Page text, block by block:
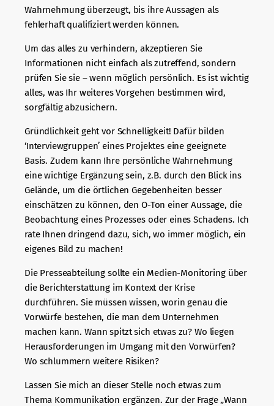
Wahrnehmung überzeugt, bis ihre Aussagen als
fehlerhaft qualifiziert werden können.
Um das alles zu verhindern, akzeptieren Sie
Informationen nicht einfach als zutreffend, sondern
prüfen Sie sie – wenn möglich persönlich. Es ist wichtig
alles, was Ihr weiteres Vorgehen bestimmen wird,
sorgfältig abzusichern.
Gründlichkeit geht vor Schnelligkeit! Dafür bilden
‘Interviewgruppen’ eines Projektes eine geeignete
Basis. Zudem kann Ihre persönliche Wahrnehmung
eine wichtige Ergänzung sein, z.B. durch den Blick ins
Gelände, um die örtlichen Gegebenheiten besser
einschätzen zu können, den O-Ton einer Aussage, die
Beobachtung eines Prozesses oder eines Schadens. Ich
rate Ihnen dringend dazu, sich, wo immer möglich, ein
eigenes Bild zu machen!
Die Presseabteilung sollte ein Medien-Monitoring über
die Berichterstattung im Kontext der Krise
durchführen. Sie müssen wissen, worin genau die
Vorwürfe bestehen, die man dem Unternehmen
machen kann. Wann spitzt sich etwas zu? Wo liegen
Herausforderungen im Umgang mit den Vorwürfen?
Wo schlummern weitere Risiken?
Lassen Sie mich an dieser Stelle noch etwas zum
Thema Kommunikation ergänzen. Zur der Frage „Wann